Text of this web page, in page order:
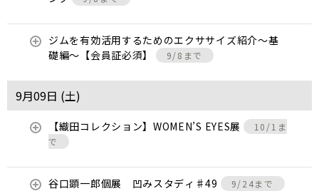
ジムを有効活用するためのエクササイズ紹介〜基
礎編〜【会員証必須】
9/8まで
9月09日 (土)
【織田コレクション】WOMEN’S EYES展
10/1ま
で
谷口顕一郎個展 凹みスタディ♯49 9/24まで